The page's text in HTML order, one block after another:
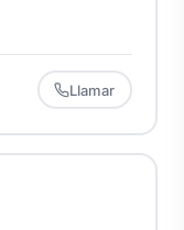
Llamar